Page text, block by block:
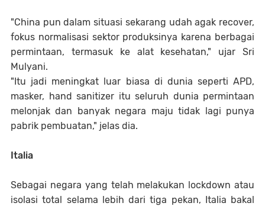
"China pun dalam situasi sekarang udah agak recover,
fokus normalisasi sektor produksinya karena berbagai
permintaan, termasuk ke alat kesehatan," ujar Sri
Mulyani.
"Itu jadi meningkat luar biasa di dunia seperti APD,
masker, hand sanitizer itu seluruh dunia permintaan
melonjak dan banyak negara maju tidak lagi punya
pabrik pembuatan," jelas dia.
Italia
Sebagai negara yang telah melakukan lockdown atau
isolasi total selama lebih dari tiga pekan, Italia bakal